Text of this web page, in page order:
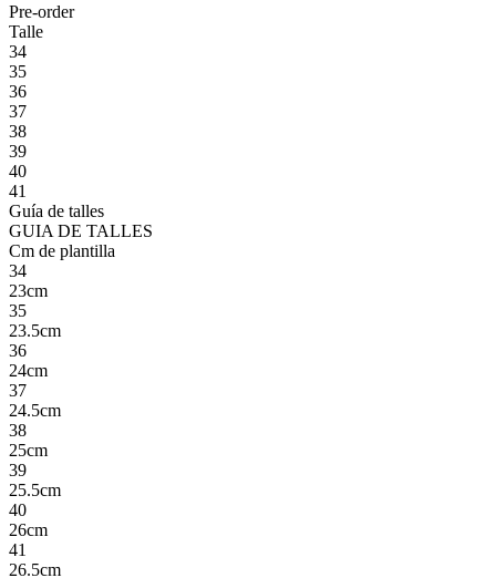
Pre-order
Talle
34
35
36
37
38
39
40
41
Guía de talles
GUIA DE TALLES
Cm de plantilla
34
23cm
35
23.5cm
36
24cm
37
24.5cm
38
25cm
39
25.5cm
40
26cm
41
26.5cm